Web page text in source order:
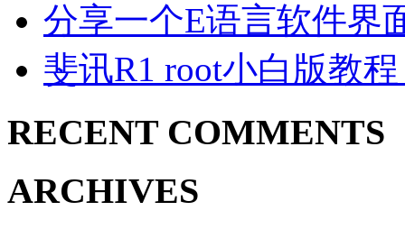
分享一个E语言软件界
斐讯R1 root小白版教
RECENT COMMENTS
ARCHIVES